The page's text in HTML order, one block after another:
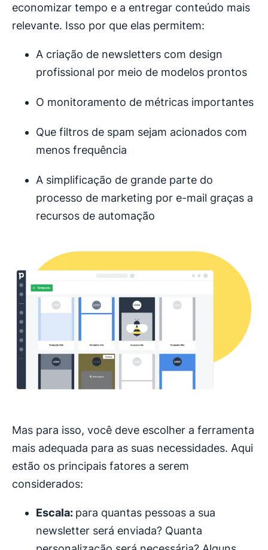
economizar tempo e a entregar conteúdo mais
relevante. Isso por que elas permitem:
A criação de newsletters com design
profissional por meio de modelos prontos
O monitoramento de métricas importantes
Que filtros de spam sejam acionados com
menos frequência
A simplificação de grande parte do
processo de marketing por e-mail graças a
recursos de automação
Mas para isso, você deve escolher a ferramenta
mais adequada para as suas necessidades. Aqui
estão os principais fatores a serem
considerados:
Escala: para quantas pessoas a sua
newsletter será enviada? Quanta